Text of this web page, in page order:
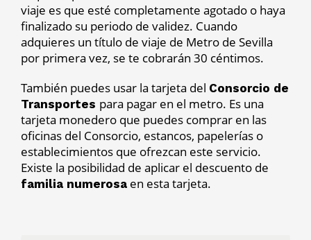
viaje es que esté completamente agotado o haya
finalizado su periodo de validez. Cuando
adquieres un título de viaje de Metro de Sevilla
por primera vez, se te cobrarán 30 céntimos.
También puedes usar la tarjeta del Consorcio de
Transportes para pagar en el metro. Es una
tarjeta monedero que puedes comprar en las
oficinas del Consorcio, estancos, papelerías o
establecimientos que ofrezcan este servicio.
Existe la posibilidad de aplicar el descuento de
familia numerosa en esta tarjeta.